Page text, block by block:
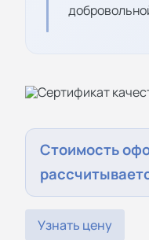
Стоимость
Узнать цену